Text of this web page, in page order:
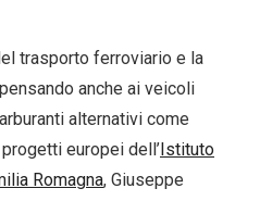
trasporto ferroviario e la
anche ai veicoli
alternativi come
europei dell’Istituto
Romagna, Giuseppe